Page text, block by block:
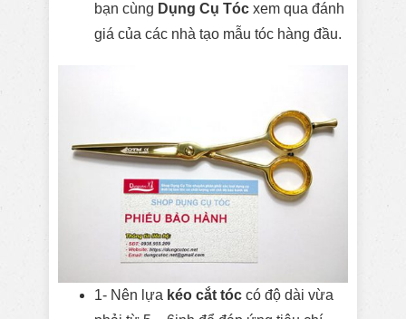
bạn cùng Dụng Cụ Tóc xem qua đánh
giá của các nhà tạo mẫu tóc hàng đầu.
1- Nên lựa kéo cắt tóc có độ dài vừa